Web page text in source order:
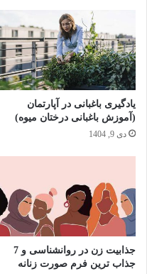
یادگیری باغبانی در آپارتمان
(آموزش باغبانی درختان میوه)
دی 9, 1404
جذابیت زن در روانشناسی و 7
جذاب ترین فرم صورت زنانه